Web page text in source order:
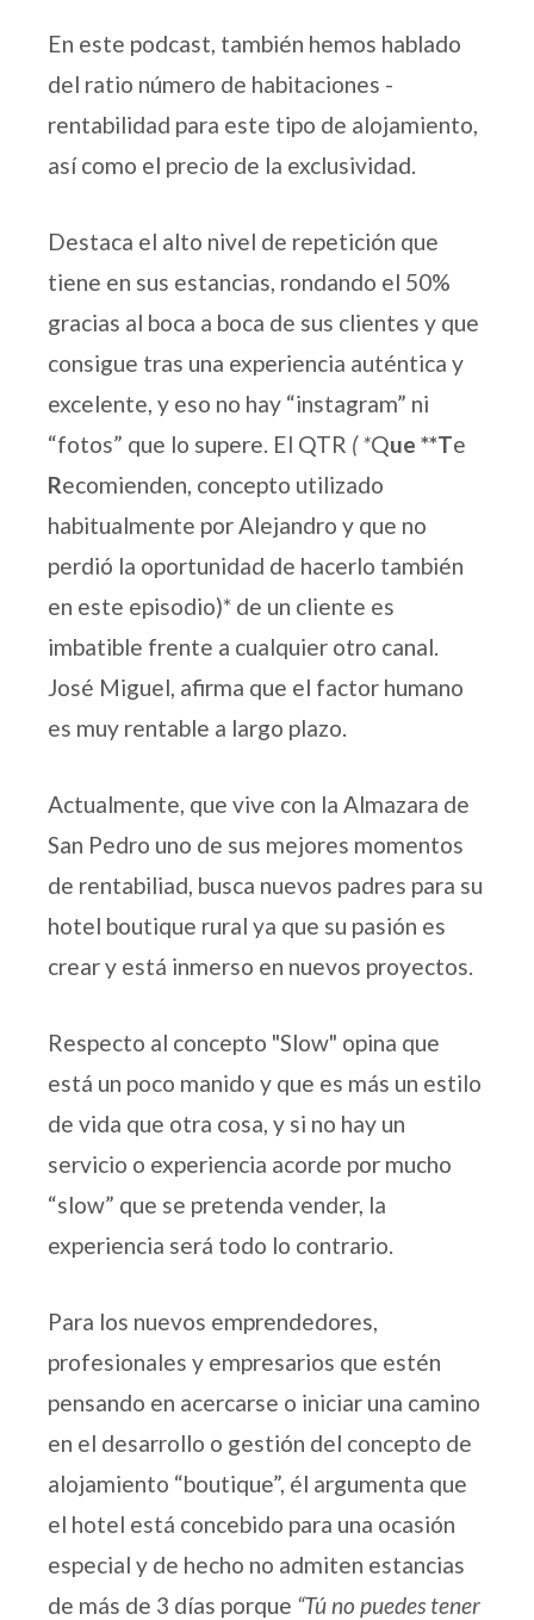
En este podcast, también hemos hablado
del ratio número de habitaciones -
rentabilidad para este tipo de alojamiento,
así como el precio de la exclusividad.
Destaca el alto nivel de repetición que
tiene en sus estancias, rondando el 50%
gracias al boca a boca de sus clientes y que
consigue tras una experiencia auténtica y
excelente, y eso no hay “instagram” ni
“fotos” que lo supere. El QTR ( *Que **Te
Recomienden, concepto utilizado
habitualmente por Alejandro y que no
perdió la oportunidad de hacerlo también
en este episodio)* de un cliente es
imbatible frente a cualquier otro canal.
José Miguel, afirma que el factor humano
es muy rentable a largo plazo.
Actualmente, que vive con la Almazara de
San Pedro uno de sus mejores momentos
de rentabiliad, busca nuevos padres para su
hotel boutique rural ya que su pasión es
crear y está inmerso en nuevos proyectos.
Respecto al concepto "Slow" opina que
está un poco manido y que es más un estilo
de vida que otra cosa, y si no hay un
servicio o experiencia acorde por mucho
“slow” que se pretenda vender, la
experiencia será todo lo contrario.
Para los nuevos emprendedores,
profesionales y empresarios que estén
pensando en acercarse o iniciar una camino
en el desarrollo o gestión del concepto de
alojamiento “boutique”, él argumenta que
el hotel está concebido para una ocasión
especial y de hecho no admiten estancias
de más de 3 días porque “Tú no puedes tener